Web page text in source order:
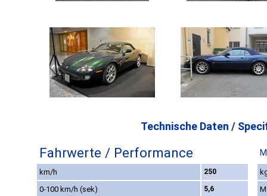
Technische Daten /
Fahrwerte / Performance
km/h 250
0-100 km/h (sek)
5,6